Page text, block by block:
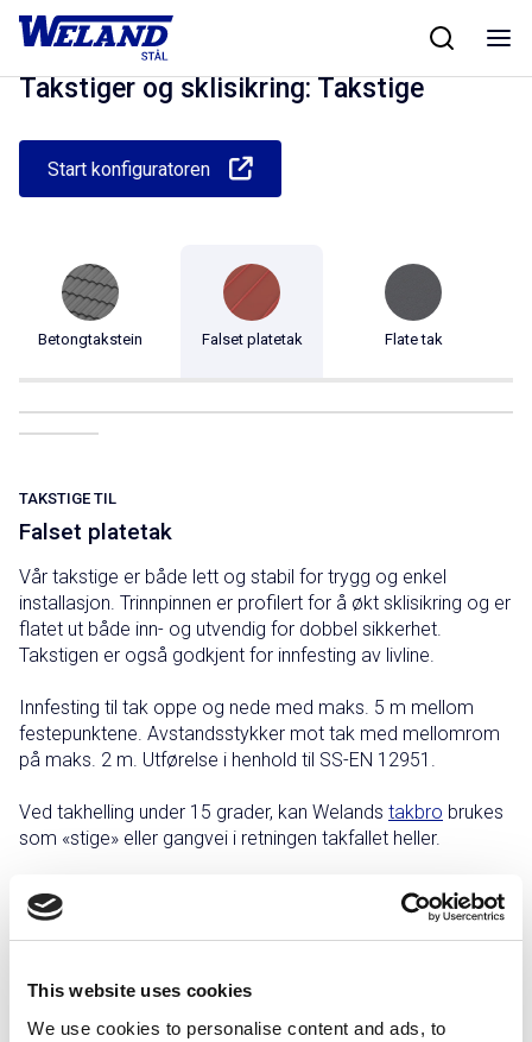
This website uses cookies
We use cookies to personalise content and ads, to
Skip
Hjem/Produkter/Taksikkerhet Takstige
Takstiger og sklisikring: Takstige
Start konfiguratoren
Betongtakstein Falset platetak Flate tak
TAKSTIGE TIL
Falset platetak
Vår takstige er både lett og stabil for trygg og enkel
installasjon. Trinnpinnen er profilert for å økt sklisikring og er
flatet ut både inn- og utvendig for dobbel sikkerhet.
Takstigen er også godkjent for innfesting av livline.
Innfesting til tak oppe og nede med maks. 5 m mellom
festepunktene. Avstandsstykker mot tak med mellomrom
på maks. 2 m. Utførelse i henhold til SS-EN 12951.
Ved takhelling under 15 grader, kan Welands takbro brukes
som «stige» eller gangvei i retningen takfallet heller.
Teglsteinsrød